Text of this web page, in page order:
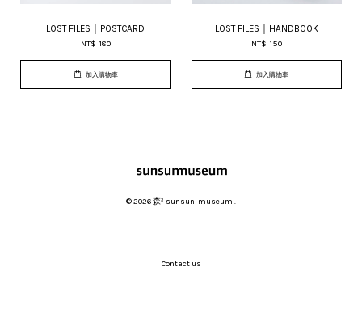
LOST FILES｜POSTCARD
NT$ 180
加入購物車
LOST FILES｜HANDBOOK
NT$ 150
加入購物車
© 2026 森³ sunsun-museum .
Contact us